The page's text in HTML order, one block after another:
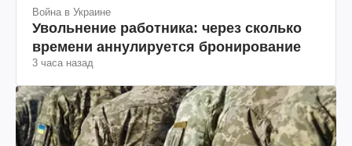
Война в Украине
Увольнение работника: через сколько
времени аннулируется бронирование
3 часа назад